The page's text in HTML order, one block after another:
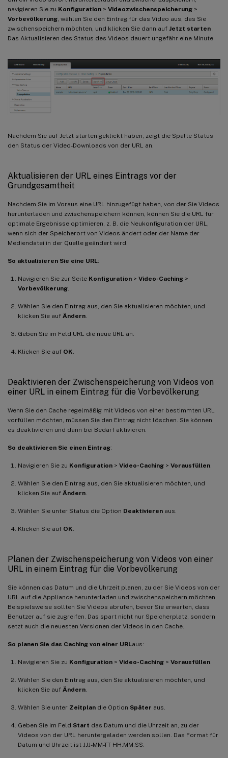
navigieren Sie zu Konfiguration > Videozwischenspeicherung >
Vorbevölkerung, wählen Sie den Eintrag für das Video aus, das Sie
zwischenspeichern möchten, und klicken Sie dann auf Jetzt starten .
Das Aktualisieren des Status des Videos dauert ungefähr eine Minute.
Nachdem Sie auf Jetzt starten geklickt haben, zeigt die Spalte Status
den Status der Video-Downloads von der URL an.
Aktualisieren der URL eines Eintrags vor der
Grundgesamtheit
Nachdem Sie im Voraus eine URL hinzugefügt haben, von der Sie Videos
herunterladen und zwischenspeichern können, können Sie die URL für
optimale Ergebnisse optimieren, z. B. die Neukonfiguration der URL,
wenn sich der Speicherort von Videos ändert oder der Name der
Mediendatei in der Quelle geändert wird.
So aktualisieren Sie eine URL:
Navigieren Sie zur Seite Konfiguration > Video-Caching >
Vorbevölkerung
Wählen Sie den Eintrag aus, den Sie aktualisieren möchten, und
klicken Sie auf Ändern
Geben Sie im Feld URL die neue URL an.
Klicken Sie auf OK
Deaktivieren der Zwischenspeicherung von Videos von
einer URL in einem Eintrag für die Vorbevölkerung
Wenn Sie den Cache regelmäßig mit Videos von einer bestimmten URL
vorfüllen möchten, müssen Sie den Eintrag nicht löschen. Sie können
es deaktivieren und dann bei Bedarf aktivieren.
So deaktivieren Sie einen Eintrag:
Navigieren Sie zu Konfiguration > Video-Caching > Vorausfüllen
Wählen Sie den Eintrag aus, den Sie aktualisieren möchten, und
klicken Sie auf Ändern
Wählen Sie unter Status die Option Deaktivieren aus.
Klicken Sie auf OK
Planen der Zwischenspeicherung von Videos von einer
URL in einem Eintrag für die Vorbevölkerung
Sie können das Datum und die Uhrzeit planen, zu der Sie Videos von der
URL auf die Appliance herunterladen und zwischenspeichern möchten.
Beispielsweise sollten Sie Videos abrufen, bevor Sie erwarten, dass
Benutzer auf sie zugreifen. Das spart nicht nur Speicherplatz, sondern
setzt auch die neuesten Versionen der Videos in den Cache.
So planen Sie das Caching von einer URLaus:
Navigieren Sie zu Konfiguration > Video-Caching > Vorausfüllen
Wählen Sie den Eintrag aus, den Sie aktualisieren möchten, und
klicken Sie auf Ändern
Wählen Sie unter Zeitplan die Option Später aus.
Geben Sie im Feld Start das Datum und die Uhrzeit an, zu der
Videos von der URL heruntergeladen werden sollen. Das Format für
Datum und Uhrzeit ist JJJ-MM-TT HH:MM:SS.